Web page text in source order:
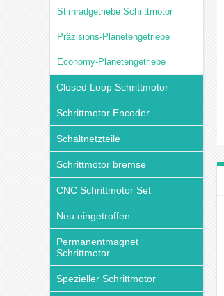
Stirnradgetriebe Schrittmotor
Präzisions-Planetengetriebe
Economy-Planetengetriebe
Closed Loop Schrittmotor
Schrittmotor Encoder
Schaltnetzteile
Schrittmotor bremse
CNC Schrittmotor Set
Neu eingetroffen
Permanentmagnet
Schrittmotor
Spezieller Schrittmotor